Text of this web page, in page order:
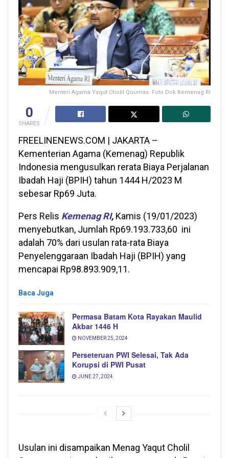
Menteri Agama Yaqut Cholil Qoumas. Foto Dok Kemenag RI
0
SHARES
FREELINENEWS.COM | JAKARTA –
Kementerian Agama (Kemenag) Republik
Indonesia mengusulkan rerata Biaya Perjalanan
Ibadah Haji (BPIH) tahun 1444 H/2023 M
sebesar Rp69 Juta.
Pers Relis Kemenag RI, Kamis (19/01/2023)
menyebutkan, Jumlah Rp69.193.733,60 ini
adalah 70% dari usulan rata-rata Biaya
Penyelenggaraan Ibadah Haji (BPIH) yang
mencapai Rp98.893.909,11.
Baca Juga
Permasa Batam Kota Rayakan Maulid
Akbar 1446 H
NOVEMBER 25, 2024
Perseteruan PWI Selesai, Tak Ada
Korupsi di PWI Pusat
JUNE 27, 2024
Usulan ini disampaikan Menag Yaqut Cholil